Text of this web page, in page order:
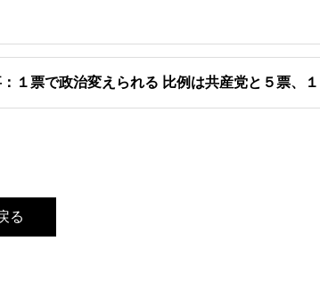
１票で政治変えられる 比例は共産党と５票、
る